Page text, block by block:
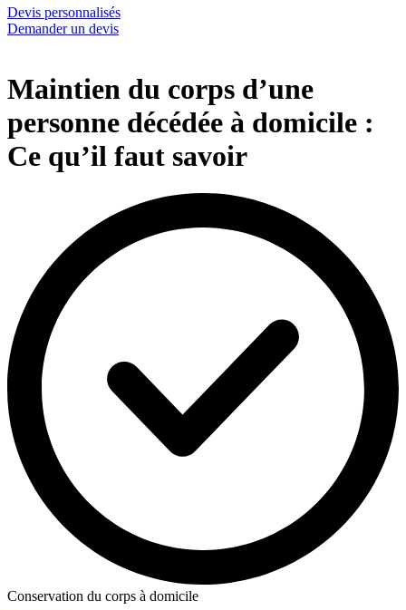
Devis personnalisés
Demander un devis
Maintien du corps d’une
personne décédée à domicile :
Ce qu’il faut savoir
Conservation du corps à domicile